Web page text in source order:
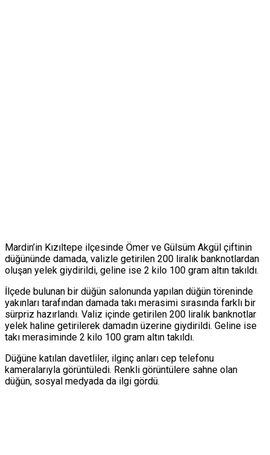
Mardin’in Kızıltepe ilçesinde Ömer ve Gülsüm Akgül çiftinin
düğününde damada, valizle getirilen 200 liralık banknotlardan
oluşan yelek giydirildi, geline ise 2 kilo 100 gram altın takıldı.
İlçede bulunan bir düğün salonunda yapılan düğün töreninde
yakınları tarafından damada takı merasimi sırasında farklı bir
sürpriz hazırlandı. Valiz içinde getirilen 200 liralık banknotlar
yelek haline getirilerek damadın üzerine giydirildi. Geline ise
takı merasiminde 2 kilo 100 gram altın takıldı.
Düğüne katılan davetliler, ilginç anları cep telefonu
kameralarıyla görüntüledi. Renkli görüntülere sahne olan
düğün, sosyal medyada da ilgi gördü.